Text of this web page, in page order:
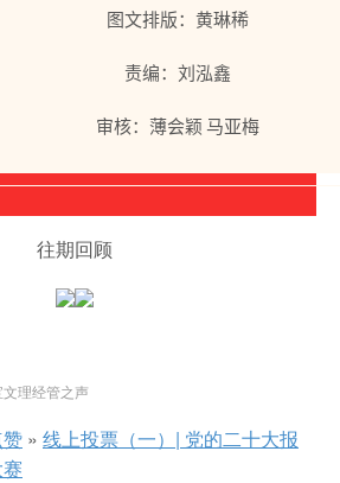
图文排版：黄琳稀
责编：刘泓鑫
审核：薄会颖 马亚梅
往期回顾
理经管之声
» 线上投票（一）| 党的二十大报